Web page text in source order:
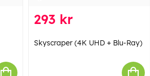
293 kr
Skyscraper (4K UHD + Blu-Ray)